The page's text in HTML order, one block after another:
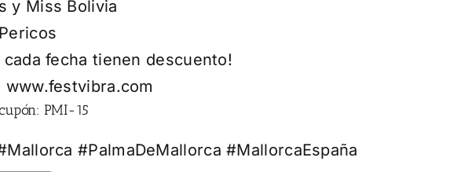
y Miss Bolivia
cada fecha tienen descuento!
www.festvibra.com
PMI-15
#PalmaDeMallorca #MallorcaEspaña